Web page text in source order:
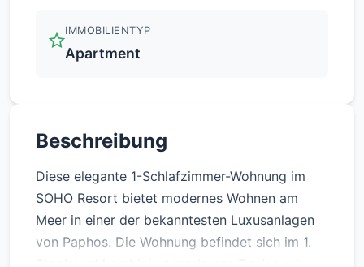
IMMOBILIENTYP
Apartment
Beschreibung
Diese elegante 1-Schlafzimmer-Wohnung im
SOHO Resort bietet modernes Wohnen am
Meer in einer der bekanntesten Luxusanlagen
von Paphos. Die Wohnung befindet sich im 1.